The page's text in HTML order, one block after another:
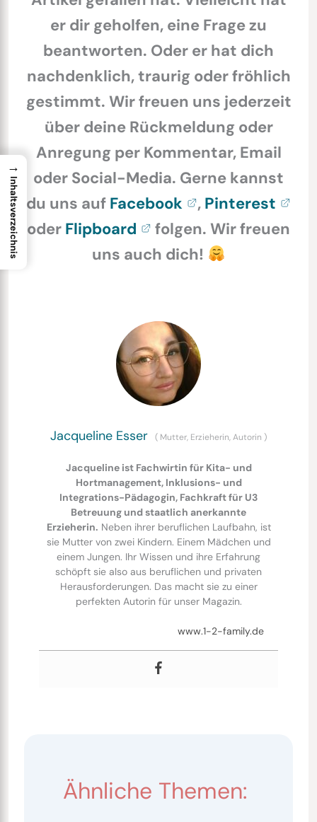
er dir geholfen, eine Frage zu
beantworten. Oder er hat dich
nachdenklich, traurig oder fröhlich
gestimmt. Wir freuen uns jederzeit
über deine Rückmeldung oder
Anregung per Kommentar, Email
oder Social-Media. Gerne kannst
du uns auf Facebook , Pinterest
oder Flipboard
folgen. Wir freuen
uns auch dich!
Jacqueline Esser ( Mutter, Erzieherin, Autorin )
Jacqueline ist Fachwirtin für Kita- und
Hortmanagement, Inklusions- und
Integrations-Pädagogin, Fachkraft für U3
Betreuung und staatlich anerkannte
Erzieherin. Neben ihrer beruflichen Laufbahn, ist
sie Mutter von zwei Kindern. Einem Mädchen und
einem Jungen. Ihr Wissen und ihre Erfahrung
schöpft sie also aus beruflichen und privaten
Herausforderungen. Das macht sie zu einer
perfekten Autorin für unser Magazin.
www.1-2-family.de
Ähnliche Themen:
→
Inhaltsverzeichnis